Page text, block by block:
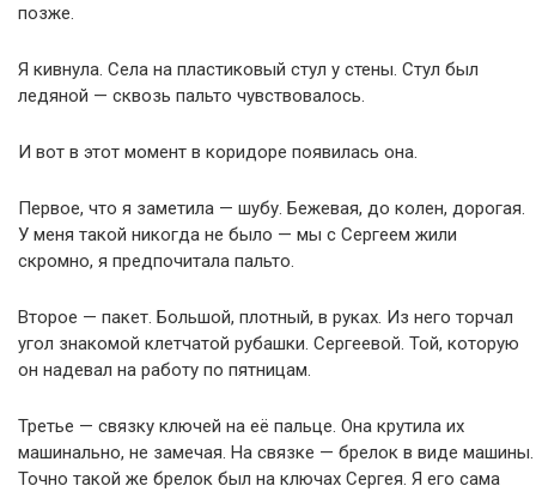
позже.
Я кивнула. Села на пластиковый стул у стены. Стул был
ледяной — сквозь пальто чувствовалось.
И вот в этот момент в коридоре появилась она.
Первое, что я заметила — шубу. Бежевая, до колен, дорогая.
У меня такой никогда не было — мы с Сергеем жили
скромно, я предпочитала пальто.
Второе — пакет. Большой, плотный, в руках. Из него торчал
угол знакомой клетчатой рубашки. Сергеевой. Той, которую
он надевал на работу по пятницам.
Третье — связку ключей на её пальце. Она крутила их
машинально, не замечая. На связке — брелок в виде машины.
Точно такой же брелок был на ключах Сергея. Я его сама